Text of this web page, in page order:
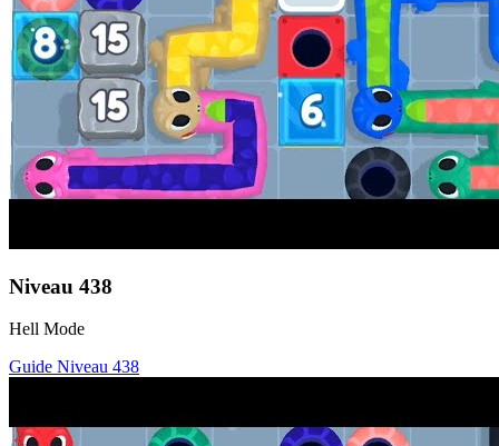
Niveau 438
Hell Mode
Guide Niveau 438